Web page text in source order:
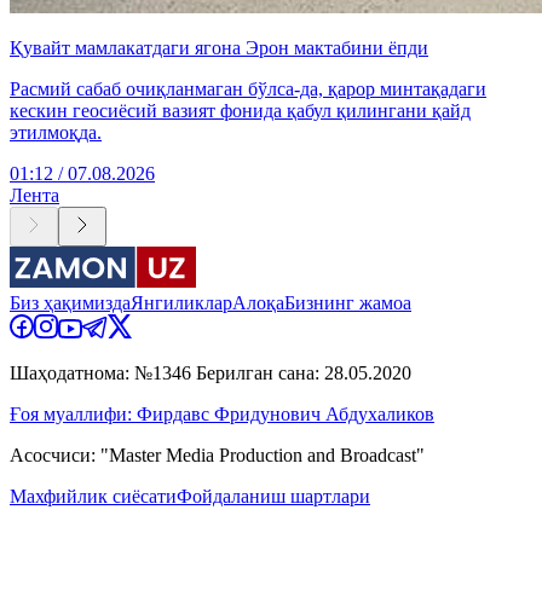
Қувайт мамлакатдаги ягона Эрон мактабини ёпди
Расмий сабаб очиқланмаган бўлса-да, қарор минтақадаги
кескин геосиёсий вазият фонида қабул қилингани қайд
этилмоқда.
01:12 / 07.08.2026
Лента
Биз ҳақимиздаЯнгиликларАлоқаБизнинг жамоа
Шаҳодатнома: №1346 Берилган сана: 28.05.2020
Ғоя муаллифи: Фирдавс Фридунович Абдухаликов
Асосчиси: "Master Media Production and Broadcast"
Махфийлик сиёсатиФойдаланиш шартлари